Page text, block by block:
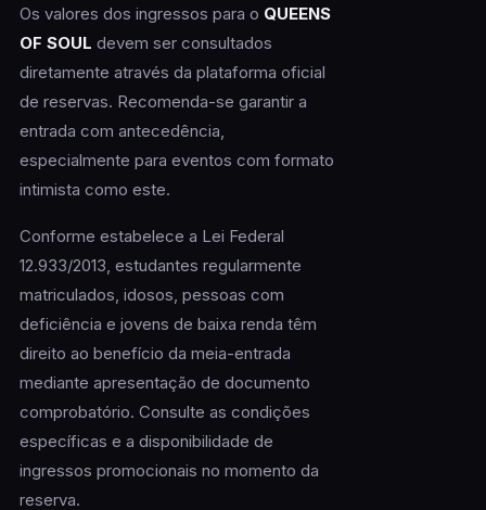
Os valores dos ingressos para o QUEENS
OF SOUL devem ser consultados
diretamente através da plataforma oficial
de reservas. Recomenda-se garantir a
entrada com antecedência,
especialmente para eventos com formato
intimista como este.
Conforme estabelece a Lei Federal
12.933/2013, estudantes regularmente
matriculados, idosos, pessoas com
deficiência e jovens de baixa renda têm
direito ao benefício da meia-entrada
mediante apresentação de documento
comprobatório. Consulte as condições
específicas e a disponibilidade de
ingressos promocionais no momento da
reserva.